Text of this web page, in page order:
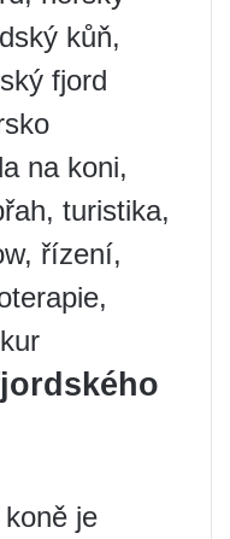
kůň,
fjord
na koni,
turistika,
řízení,
je